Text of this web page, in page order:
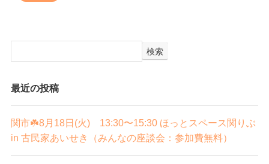
検索
最近の投稿
関市☘️8月18日(火) 13:30〜15:30 ほっとスペース関りぶ
in 古民家あいせき（みんなの座談会：参加費無料）